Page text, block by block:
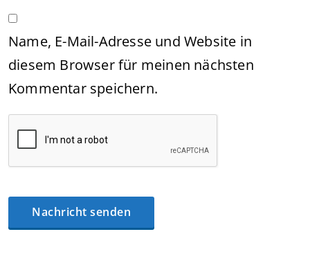
Name, E-Mail-Adresse und Website in
diesem Browser für meinen nächsten
Kommentar speichern.